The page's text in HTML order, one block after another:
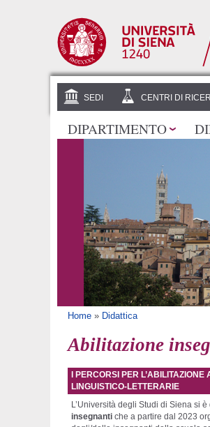
SEDI CENTRI DI
DIPARTIMENTO
Tu sei qui
Home » Didattica
Abilitazione
I PERCORSI PER
LINGUISTICO-LETTERARIE
L’Università degli Studi di Siena si è
insegnanti che a partire dal 2023